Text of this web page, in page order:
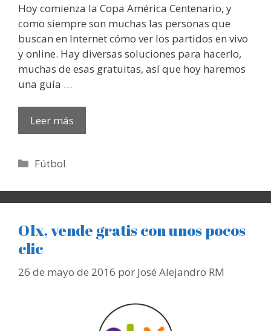
Hoy comienza la Copa América Centenario, y
como siempre son muchas las personas que
buscan en Internet cómo ver los partidos en vivo
y online. Hay diversas soluciones para hacerlo,
muchas de esas gratuitas, así que hoy haremos
una guía …
Leer más
Categorías
Fútbol
Olx, vende gratis con unos pocos
clic
26 de mayo de 2016 por José Alejandro RM